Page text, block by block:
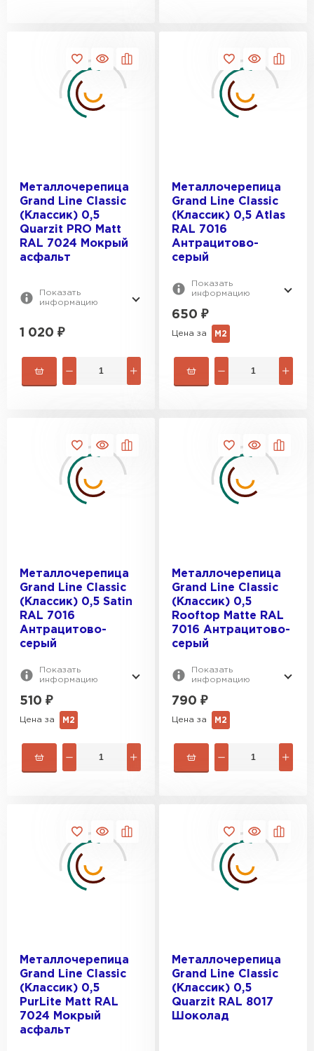
Металлочерепица
Grand Line Classic
(Классик) 0,5
Quarzit PRO Matt
RAL 7024 Мокрый
асфальт
Показать
информацию
1 020 ₽
Металлочерепица
Grand Line Classic
(Классик) 0,5 Atlas
RAL 7016
Антрацитово-
серый
Показать
информацию
650 ₽
Цена за М2
Металлочерепица
Grand Line Classic
(Классик) 0,5 Satin
RAL 7016
Антрацитово-
серый
Показать
информацию
510 ₽
Цена за М2
Металлочерепица
Grand Line Classic
(Классик) 0,5
Rooftop Matte RAL
7016 Антрацитово-
серый
Показать
информацию
790 ₽
Цена за М2
Металлочерепица
Grand Line Classic
(Классик) 0,5
PurLite Мatt RAL
7024 Мокрый
асфальт
Металлочерепица
Grand Line Classic
(Классик) 0,5
Quarzit RAL 8017
Шоколад
Рулонная кровля
ПЕРЕЙТИ